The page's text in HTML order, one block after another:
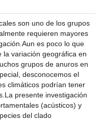
son uno de los grupos
requieren mayores
es poco lo que
la variación geográfica en
grupos de anuros en
desconocemos el
climáticos podrían tener
presente investigación
(acústicos) y
del clado